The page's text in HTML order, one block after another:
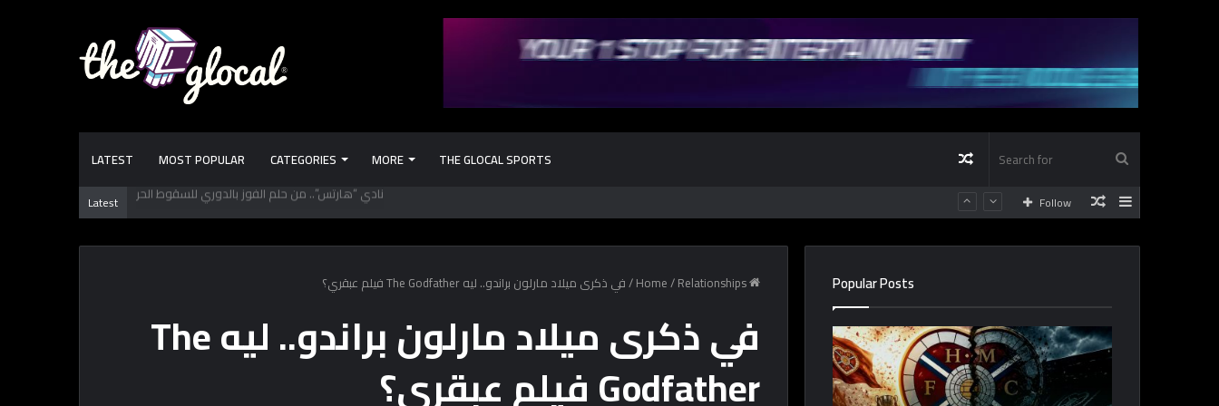
LATEST MOST POPULAR CATEGORIES MORE THE GLOCAL SPORTS
for
Random
Article
Latest كل حاجة محتاج تعرفها عن طرابزون سبور.. فريق “محمد صـلاح” الجديد
Random
Follow
/Relationships
/في ذكرى ميلاد مارلون براندو.. ليه The Godfather فيلم عبقري؟
في ذكرى ميلاد مارلون براندو.. ليه The
Godfather فيلم عبقري؟
Popular Posts